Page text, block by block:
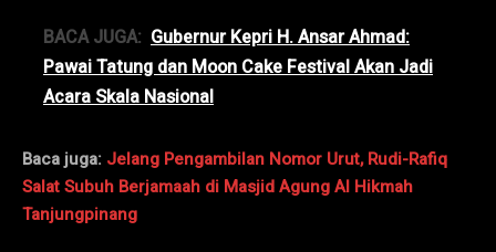
BACA JUGA: Gubernur Kepri H. Ansar Ahmad:
Pawai Tatung dan Moon Cake Festival Akan Jadi
Acara Skala Nasional
Baca juga: Jelang Pengambilan Nomor Urut, Rudi-Rafiq
Salat Subuh Berjamaah di Masjid Agung Al Hikmah
Tanjungpinang